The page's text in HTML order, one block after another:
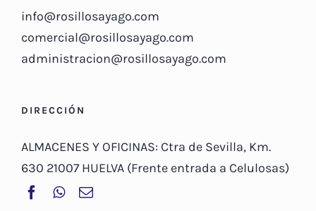
info@rosillosayago.com
comercial@rosillosayago.com
administracion@rosillosayago.com
DIRECCIÓN
ALMACENES Y OFICINAS: Ctra de Sevilla, Km.
630 21007 HUELVA (Frente entrada a Celulosas)